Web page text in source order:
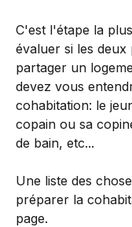
C'est l'étape la
évaluer si les
partager un
devez vous
cohabitation: le
copain ou sa
de bain, etc...
Une liste des
préparer la
page.